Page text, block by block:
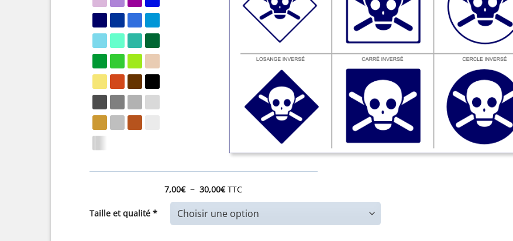
7,00€ – 30,00€Plage
prix :
7,00€
à
TTC
Taille et qualité *